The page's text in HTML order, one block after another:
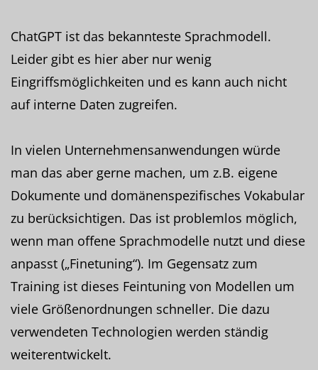
ChatGPT ist das bekannteste Sprachmodell.
Leider gibt es hier aber nur wenig
Eingriffsmöglichkeiten und es kann auch nicht
auf interne Daten zugreifen.
In vielen Unternehmensanwendungen würde
man das aber gerne machen, um z.B. eigene
Dokumente und domänenspezifisches Vokabular
zu berücksichtigen. Das ist problemlos möglich,
wenn man offene Sprachmodelle nutzt und diese
anpasst („Finetuning“). Im Gegensatz zum
Training ist dieses Feintuning von Modellen um
viele Größenordnungen schneller. Die dazu
verwendeten Technologien werden ständig
weiterentwickelt.